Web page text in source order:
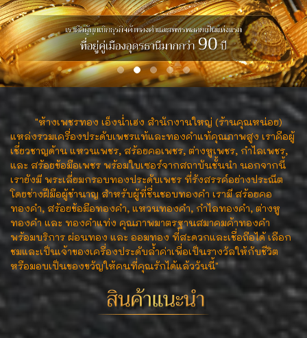
"ห้างเพชรทอง เอ็งน่ำเฮง สำนักงานใหญ่ (ร้านคุณหน่อย)
แหล่งรวมเครื่องประดับเพชรแท้และทองคำแท้คุณภาพสูง เราคือผู้
เชี่ยวชาญด้าน แหวนเพชร, สร้อยคอเพชร, ต่างหูเพชร, กำไลเพชร,
และ สร้อยข้อมือเพชร พร้อมใบเซอร์จากสถาบันชั้นนำ นอกจากนี้
เรายังมี พระเลี่ยมกรอบทองประดับเพชร ที่รังสรรค์อย่างประณีต
โดยช่างฝีมือผู้ชำนาญ สำหรับผู้ที่ชื่นชอบทองคำ เรามี สร้อยคอ
ทองคำ, สร้อยข้อมือทองคำ, แหวนทองคำ, กำไลทองคำ, ต่างหู
ทองคำ และ ทองคำแท่ง คุณภาพมาตรฐานสมาคมค้าทองคำ
พร้อมบริการ ผ่อนทอง และ ออมทอง ที่สะดวกและเชื่อถือได้ เลือก
ชมและเป็นเจ้าของเครื่องประดับล้ำค่าเพื่อเป็นรางวัลให้กับชีวิต
หรือมอบเป็นของขวัญให้คนที่คุณรักได้แล้ววันนี้"